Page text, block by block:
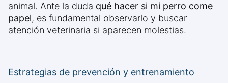
animal. Ante la duda qué hacer si mi perro come
papel, es fundamental observarlo y buscar
atención veterinaria si aparecen molestias.
Estrategias de prevención y entrenamiento